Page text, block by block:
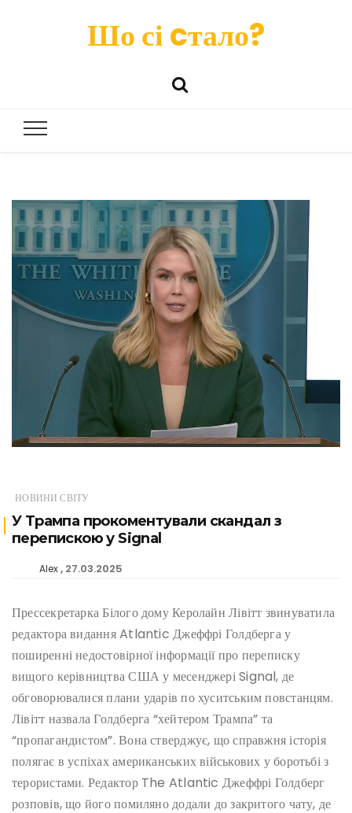
Шо сі cтало?
НОВИНИ СВІТУ
У Трампа прокоментували скандал з
перепискою у Signal
Alex 27.03.2025
Прессекретарка Білого дому Керолайн Лівітт звинуватила
редактора видання Atlantic Джеффрі Голдберга у
поширенні недостовірної інформації про переписку
вищого керівництва США у месенджері Signal, де
обговорювалися плани ударів по хуситським повстанцям.
Лівітт назвала Голдберга “хейтером Трампа” та
“пропагандистом”. Вона стверджує, що справжня історія
полягає в успіхах американських військових у боротьбі з
терористами. Редактор The Atlantic Джеффрі Голдберг
розповів, що його помиляно додали до закритого чату, де